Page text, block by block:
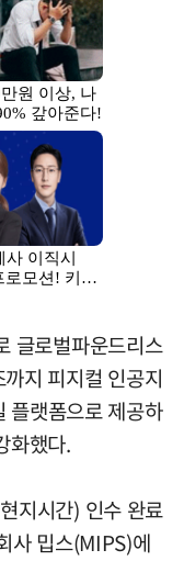
글로벌파운드리스
지 피지컬 인공지
플랫폼으로 제공하
화했다.
지시간) 인수 완료
사 밉스(MIPS)에